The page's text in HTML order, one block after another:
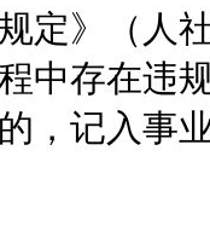
定》（人
中存在违
，记入事